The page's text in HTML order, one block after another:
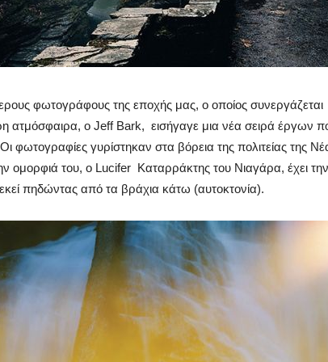
φωτογράφους της εποχής μας, ο οποίος
ατμόσφαιρα, ο Jeff Bark, εισήγαγε μια νέα σειρά έργων
φωτογραφίες γυρίστηκαν στα βόρεια της πολιτείας της
ομορφιά του, ο Lucifer Καταρράκτης του Νιαγάρα, έχει την
πηδώντας από τα βράχια κάτω (αυτοκτονία).